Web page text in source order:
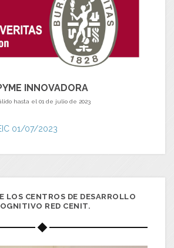
INNOVADORA
hasta el 01 de julio de 2023
LOS CENTROS DE DESARROLLO
RED CENIT.